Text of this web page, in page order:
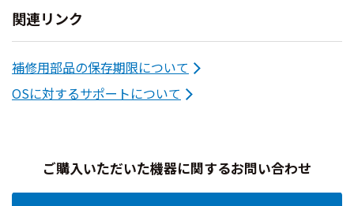
関連リンク
補修用部品の保存期限について
OSに対するサポートについて
ご購入いただいた機器に関するお問い合わせ